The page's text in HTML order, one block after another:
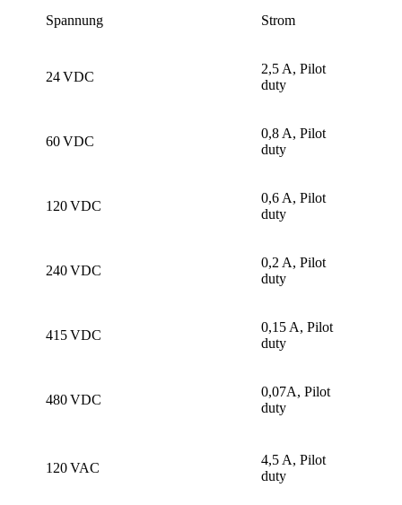
Spannung Strom
24 VDC
2,5 A, Pilot
duty
60 VDC
0,8 A, Pilot
duty
120 VDC
0,6 A, Pilot
duty
240 VDC
0,2 A, Pilot
duty
415 VDC
0,15 A, Pilot
duty
480 VDC
0,07A, Pilot
duty
120 VAC
4,5 A, Pilot
duty